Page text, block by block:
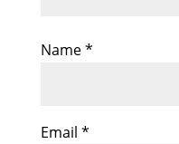
Name*
Email *